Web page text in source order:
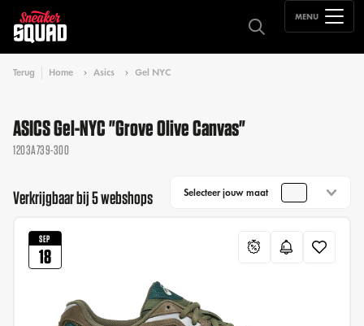
MENU
Terug Home Asics Gel NYC
ASICS Gel-NYC "Grove Olive Canvas"
1203A739-300
Verkrijgbaar bij 5 webshops Selecteer jouw maat
SEP
18